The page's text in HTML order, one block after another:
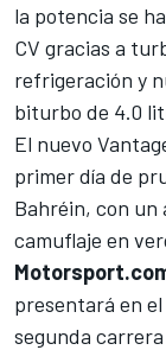
la potencia se
CV gracias a
refrigeración y
biturbo de 4.0
El nuevo
primer día de
Bahréin, con un
camuflaje en
presentará en el
segunda